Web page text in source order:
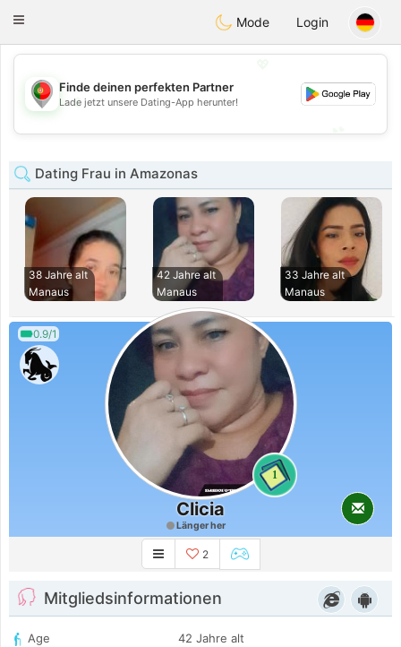
Portugues
Toggle
Mode Login
💖
💕
Finde deinen perfekten Partner
Lade jetzt unsere Dating-App herunter!
Dating Frau in Amazonas
38 Jahre alt
Manaus
42 Jahre alt
Manaus
33 Jahre alt
Manaus
0.9/1
1
Clicia
Länger her
2
Mitgliedsinformationen
Age
42 Jahre alt